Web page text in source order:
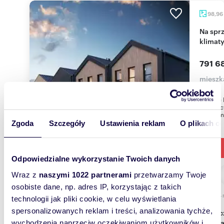
Zgoda Szczegóły Ustawienia reklam O plikach
Odpowiedzialne wykorzystanie Twoich danych
Wraz z naszymi 1022 partnerami przetwarzamy Twoje
osobiste dane, np. adres IP, korzystając z takich
technologii jak pliki cookie, w celu wyświetlania
spersonalizowanych reklam i treści, analizowania tychże,
98,96
Na sprzedaż przestronne 98,96 m² mieszkanie z
791
Osiedle
przy
98,96
62,74
Nowoczesne 3-pokojowe mieszkanie z balkonem